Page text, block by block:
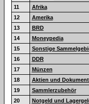
11
Afrika
12
Amerika
13
BRD
14
Moneypedia
15
Sonstige
16
DDR
17
Münzen
18
Aktien und
19
Sammlerzubehör
20
Notgeld und